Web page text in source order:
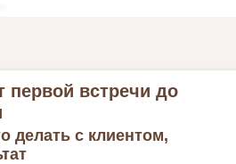
первой встречи до
делать с клиентом,